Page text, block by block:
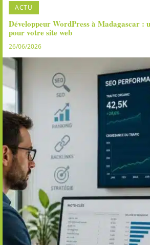
ACTU
Développeur WordPress à Madagascar :
pour votre site web
26/06/2026